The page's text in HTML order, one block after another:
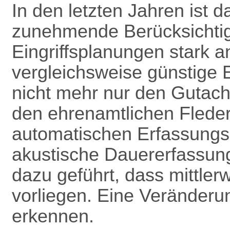
In den letzten Jahren ist
zunehmende
Eingriffsplanungen stark
vergleichsweise günstige
nicht mehr nur den
den ehrenamtlichen
automatischen
akustische
dazu geführt, dass
vorliegen. Eine
erkennen.